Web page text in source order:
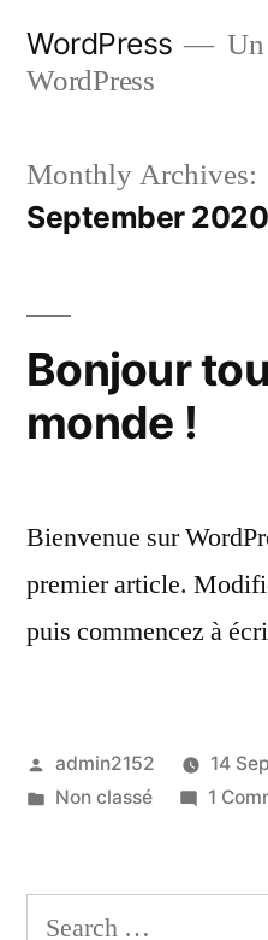
WordPress
WordPress
Monthly Archives:
September 2020
Bonjour
monde !
Bienvenue sur
premier article.
puis commencez à
Posted
by
admin2152
14
Posted
Non classé 1
Search